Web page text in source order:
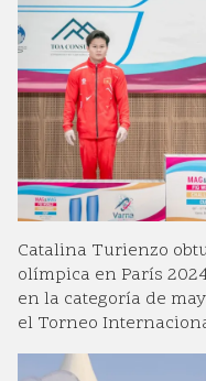
Catalina Turienzo
olímpica en París
en la categoría de
el Torneo